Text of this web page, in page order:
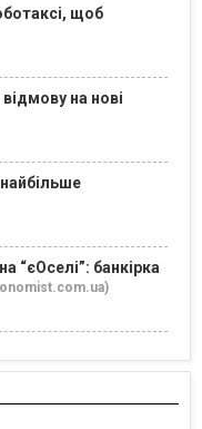
щоб
на нові
“єОселі”: банкірка